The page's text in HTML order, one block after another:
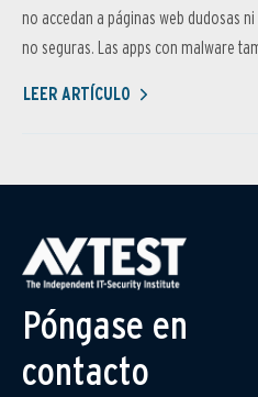
no accedan a páginas web dudosas
no seguras. Las apps con malware
LEER ARTÍCULO
Póngase en
contacto